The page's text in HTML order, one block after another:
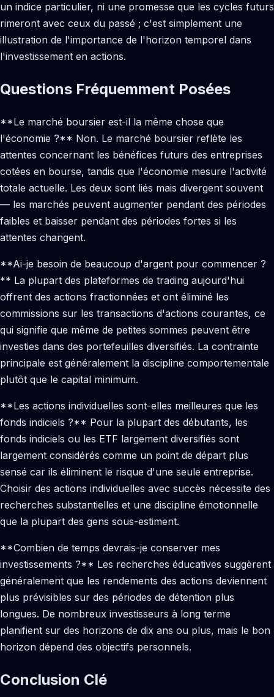
un indice particulier, ni une promesse que les cycles futurs
rimeront avec ceux du passé ; c'est simplement une
illustration de l'importance de l'horizon temporel dans
l'investissement en actions.
Questions Fréquemment Posées
**Le marché boursier est-il la même chose que
l'économie ?** Non. Le marché boursier reflète les
attentes concernant les bénéfices futurs des entreprises
cotées en bourse, tandis que l'économie mesure l'activité
totale actuelle. Les deux sont liés mais divergent souvent
— les marchés peuvent augmenter pendant des périodes
faibles et baisser pendant des périodes fortes si les
attentes changent.
**Ai-je besoin de beaucoup d'argent pour commencer ?
** La plupart des plateformes de trading aujourd'hui
offrent des actions fractionnées et ont éliminé les
commissions sur les transactions d'actions courantes, ce
qui signifie que même de petites sommes peuvent être
investies dans des portefeuilles diversifiés. La contrainte
principale est généralement la discipline comportementale
plutôt que le capital minimum.
**Les actions individuelles sont-elles meilleures que les
fonds indiciels ?** Pour la plupart des débutants, les
fonds indiciels ou les ETF largement diversifiés sont
largement considérés comme un point de départ plus
sensé car ils éliminent le risque d'une seule entreprise.
Choisir des actions individuelles avec succès nécessite des
recherches substantielles et une discipline émotionnelle
que la plupart des gens sous-estiment.
**Combien de temps devrais-je conserver mes
investissements ?** Les recherches éducatives suggèrent
généralement que les rendements des actions deviennent
plus prévisibles sur des périodes de détention plus
longues. De nombreux investisseurs à long terme
planifient sur des horizons de dix ans ou plus, mais le bon
horizon dépend des objectifs personnels.
Conclusion Clé